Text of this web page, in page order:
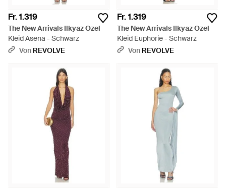
Fr. 1.319
The New Arrivals Ilkyaz Ozel
Kleid Asena - Schwarz
Von REVOLVE
Fr. 1.319
The New Arrivals Ilkyaz Ozel
Kleid Euphorie - Schwarz
Von REVOLVE